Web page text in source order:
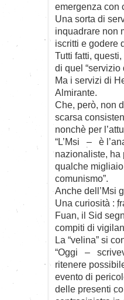
emergenza con
Una sorta di
inquadrare non
iscritti e godere
Tutti fatti,
di quel “servizio
Ma i servizi di
Almirante.
Che, però, non
scarsa
nonchè per
“L’Msi – è
nazionaliste, ha
qualche
comunismo”.
Anche dell’Msi
Una curiosità :
Fuan, il Sid
compiti di
La “velina” si
“Oggi –
ritenere
evento di
delle presenti